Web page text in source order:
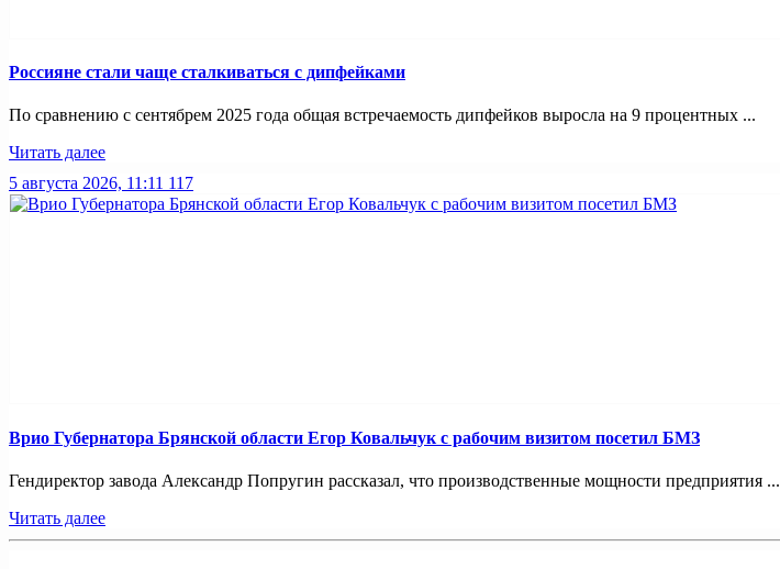
Россияне стали чаще сталкиваться с дипфейками
По сравнению с сентябрем 2025 года общая встречаемость дипфейков выросла на 9 процентных ...
Читать далее
5 августа 2026, 11:11 117
Врио Губернатора Брянской области Егор Ковальчук с рабочим визитом посетил БМЗ
Гендиректор завода Александр Попругин рассказал, что производственные мощности предприятия ...
Читать далее